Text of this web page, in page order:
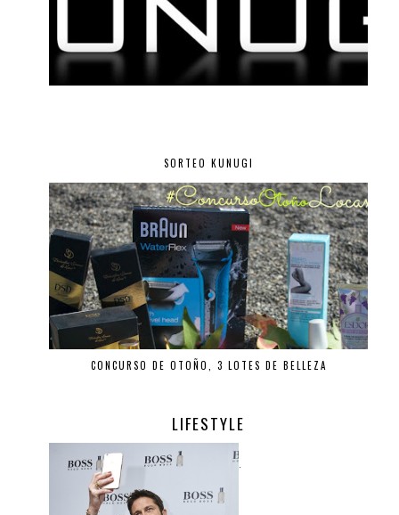
SORTEO KUNUGI
CONCURSO DE OTOÑO, 3 LOTES DE BELLEZA
LIFESTYLE